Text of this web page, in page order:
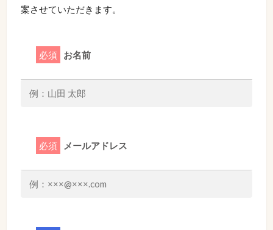
案させていただきます。
必須 お名前
必須 メールアドレス